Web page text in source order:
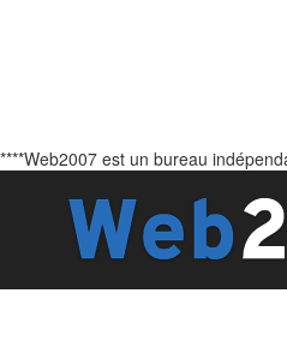
****Web2007 est un bureau